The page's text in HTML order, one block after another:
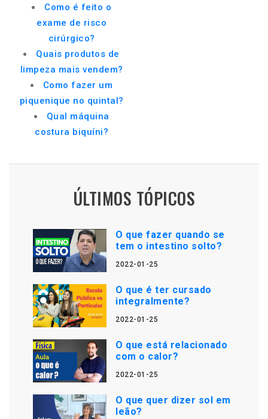
Como é feito o
exame de risco
cirúrgico?
Quais produtos de
limpeza mais vendem?
Como fazer um
piquenique no quintal?
Qual máquina
costura biquíni?
ÚLTIMOS TÓPICOS
O que fazer quando se
tem o intestino solto?
2022-01-25
O que é ter cursado
integralmente?
2022-01-25
O que está relacionado
com o calor?
2022-01-25
O que quer dizer sol em
leão?